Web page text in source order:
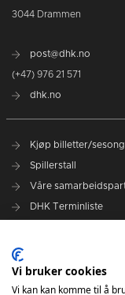
3044 Drammen
post@dhk.no
(+47) 976 21 571
dhk.no
Kjøp billetter/
Spillerstall
Våre
DHK Terminliste
DHK på Instagram
DHK på TikTok
Vi bruker cookies
Vi kan kan komme til å